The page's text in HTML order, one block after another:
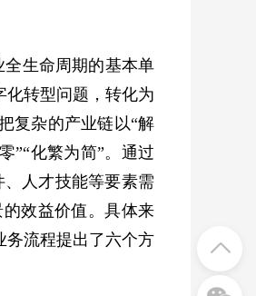
全生命周期的基本单
化转型问题，转化为
复杂的产业链以“解
”“化繁为简”。通过
人才技能等要素需
效益价值。具体来
务流程提出了六个方